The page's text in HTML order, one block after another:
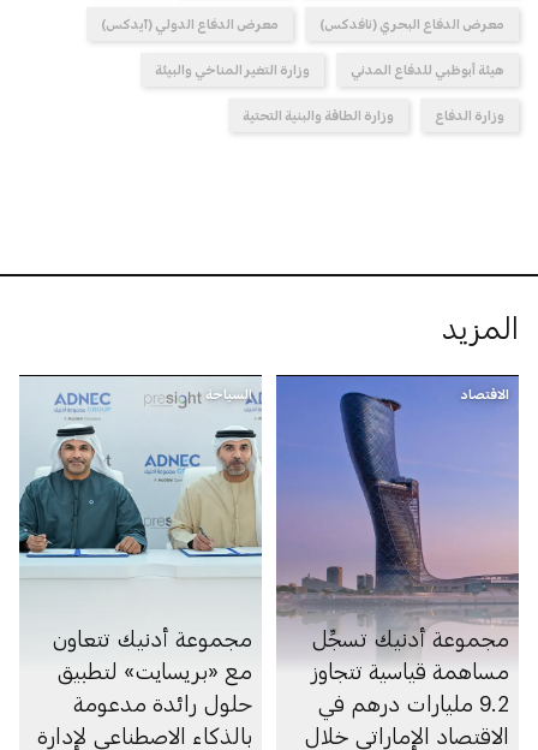
معرض الدفاع البحري (نافدكس) معرض الدفاع الدولي (آيدكس)
هيئة أبوظبي للدفاع المدني وزارة التغير المناخي والبيئة
وزارة الدفاع وزارة الطاقة والبنية التحتية
المزيد
الاقتصاد
مجموعة أدنيك تسجِّل
مساهمة قياسية تتجاوز
9.2 مليارات درهم في
الاقتصاد الإماراتي خلال
السياحة
مجموعة أدنيك تتعاون
مع «بريسايت» لتطبيق
حلول رائدة مدعومة
بالذكاء الاصطناعي لإدارة